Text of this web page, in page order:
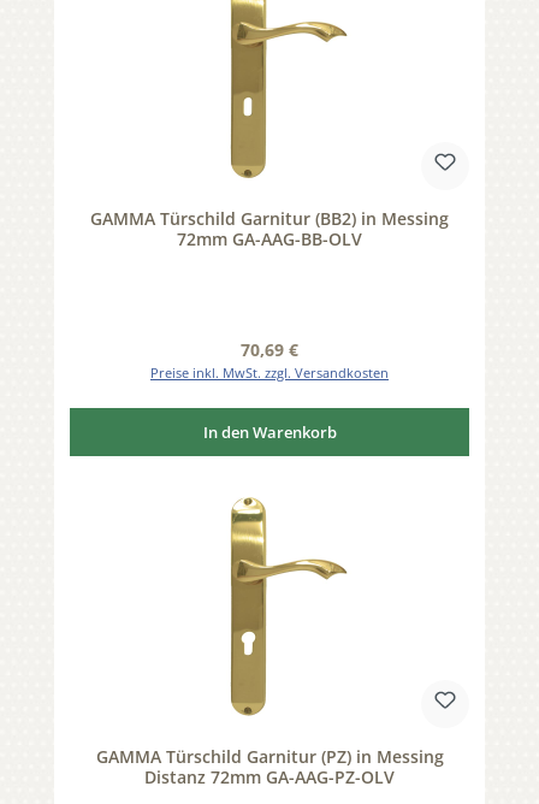
GAMMA Türschild Garnitur (BB2) in Messing
72mm GA-AAG-BB-OLV
Regulärer Preis:
70,69 €
Preise inkl. MwSt. zzgl. Versandkosten
In den Warenkorb
GAMMA Türschild Garnitur (PZ) in Messing
Distanz 72mm GA-AAG-PZ-OLV